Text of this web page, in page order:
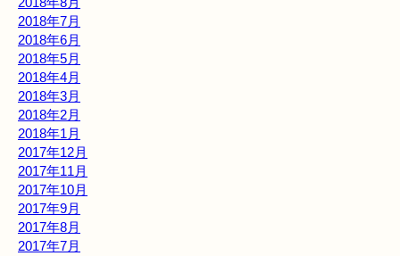
2018年7月
2018年6月
2018年5月
2018年4月
2018年3月
2018年2月
2018年1月
2017年12月
2017年11月
2017年10月
2017年9月
2017年8月
2017年7月